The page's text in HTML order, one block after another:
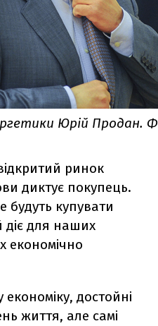
Юрій Продан.
ринок
диктує покупець.
будуть купувати
діє для наших
економічно
достойні
життя, але самі